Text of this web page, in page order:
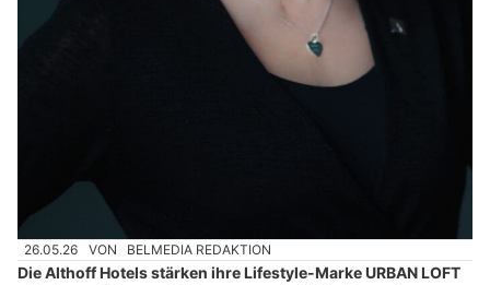
26.05.26 VON BELMEDIA REDAKTION
Die Althoff Hotels stärken ihre Lifestyle-Marke URBAN LOFT